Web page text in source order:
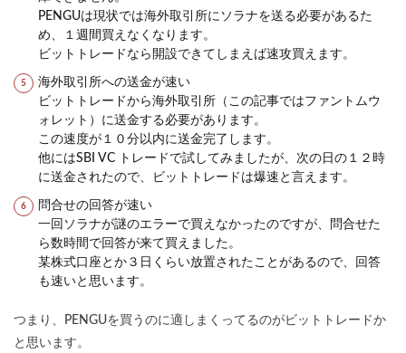
PENGUは現状では海外取引所にソラナを送る必要があるた
め、１週間買えなくなります。
ビットトレードなら開設できてしまえば速攻買えます。
海外取引所への送金が速い
ビットトレードから海外取引所（この記事ではファントムウ
ォレット）に送金する必要があります。
この速度が１０分以内に送金完了します。
他にはSBI VC トレードで試してみましたが、次の日の１２時
に送金されたので、ビットトレードは爆速と言えます。
問合せの回答が速い
一回ソラナが謎のエラーで買えなかったのですが、問合せた
ら数時間で回答が来て買えました。
某株式口座とか３日くらい放置されたことがあるので、回答
も速いと思います。
つまり、PENGUを買うのに適しまくってるのがビットトレードか
と思います。